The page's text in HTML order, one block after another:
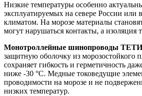
Низкие температуры особенно
эксплуатируемых на севере России или
климатом. На морозе материалы
могут нарушаться контакты, а изоляция
Монотроллейные шинопроводы
защитную оболочку из морозостойкого
сохраняет гибкость и герметичность
ниже -30 °C. Медные токоведущие
проводимости на морозе и не
низких температур.